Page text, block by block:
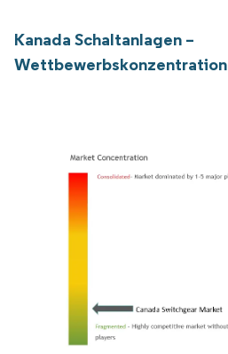
Kanada Schaltanlagen –
Wettbewerbskonzentration